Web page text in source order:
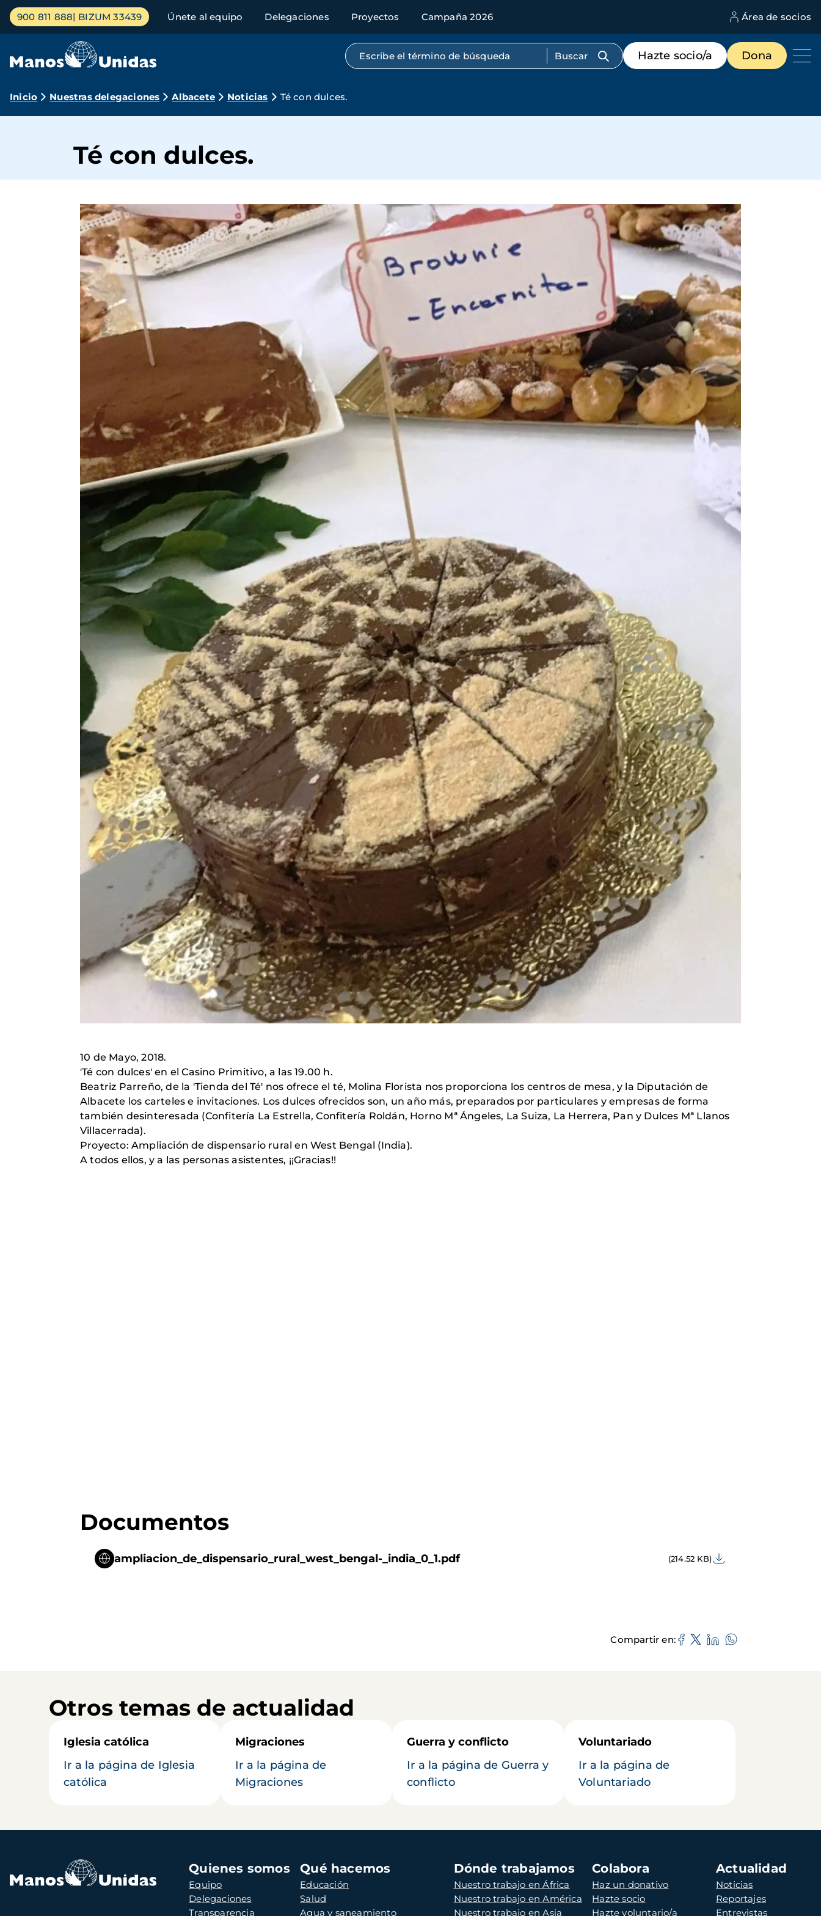
Pasar
contenido
Menú
principal
900 811 888 BIZUM 33439 Únete al equipo Delegaciones Proyectos Campaña 2026 Área de socios
Búsqueda por texto completo
Menú
de
destacados
Hazte socio/a Dona
Ruta
navegación
Inicio Nuestras delegaciones Albacete Noticias Té con dulces.
Té con dulces.
10 de Mayo, 2018.
'Té con dulces' en el Casino Primitivo, a las 19.00 h.
Beatriz Parreño, de la 'Tienda del Té' nos ofrece el té, Molina Florista nos proporciona los centros de mesa, y la Diputación de
Albacete los carteles e invitaciones. Los dulces ofrecidos son, un año más, preparados por particulares y empresas de forma
también desinteresada (Confitería La Estrella, Confitería Roldán, Horno Mª Ángeles, La Suiza, La Herrera, Pan y Dulces Mª Llanos
Villacerrada).
Proyecto: Ampliación de dispensario rural en West Bengal (India).
A todos ellos, y a las personas asistentes, ¡¡Gracias!!
Documentos
ampliacion_de_dispensario_rural_west_bengal-_india_0_1.pdf (214.52 KB)
Compartir en
Otros temas de actualidad
Iglesia católica
Ir a la página de Iglesia
católica
Migraciones
Ir a la página de
Migraciones
Guerra y conflicto
Ir a la página de Guerra y
conflicto
Voluntariado
Ir a la página de
Voluntariado
Navegación
principal
Quienes somos
Equipo
Delegaciones
Transparencia
Qué hacemos
Educación
Salud
Agua y saneamiento
Dónde trabajamos
Nuestro trabajo en África
Nuestro trabajo en América
Nuestro trabajo en Asia
Colabora
Haz un donativo
Hazte socio
Hazte voluntario/a
Actualidad
Noticias
Reportajes
Entrevistas